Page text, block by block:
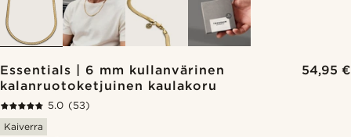
Essentials | 6 mm kullanvärinen
kalanruotoketjuinen kaulakoru
54,95 €
5.0 (53)
Kaiverra